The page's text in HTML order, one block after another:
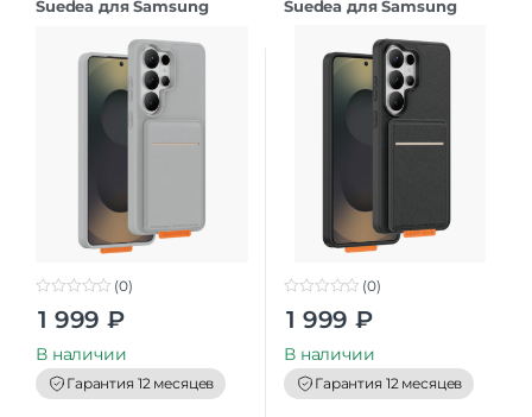
Suedea для Samsung
t
o
f
5
(0)
1 999 ₽
В наличии
Гарантия 12 месяцев
Suedea для Samsung
t
o
f
5
(0)
1 999 ₽
В наличии
Гарантия 12 месяцев